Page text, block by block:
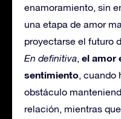
enamoramiento, sin
una etapa de amor
proyectarse el futuro
En definitiva, el amor
sentimiento, cuando
obstáculo
relación, mientras